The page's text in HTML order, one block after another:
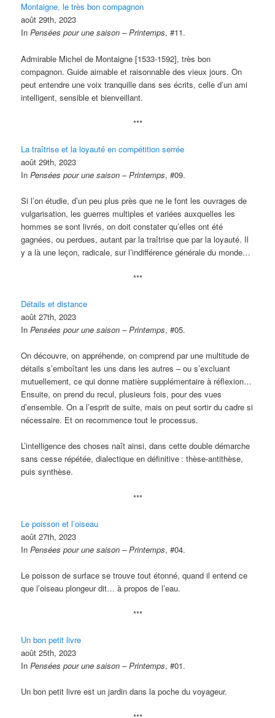
Montaigne, le très bon compagnon
août 29th, 2023
InPensées pour une saison – Printemps, #11.
Admirable Michel de Montaigne [1533-1592], très bon
compagnon. Guide aimable et raisonnable des vieux jours. On
peut entendre une voix tranquille dans ses écrits, celle d’un ami
intelligent, sensible et bienveillant.
***
La traîtrise et la loyauté en compétition serrée
août 29th, 2023
InPensées pour une saison – Printemps, #09.
Si l’on étudie, d’un peu plus près que ne le font les ouvrages de
vulgarisation, les guerres multiples et variées auxquelles les
hommes se sont livrés, on doit constater qu’elles ont été
gagnées, ou perdues, autant par la traîtrise que par la loyauté. Il
y a là une leçon, radicale, sur l’indifférence générale du monde…
***
Détails et distance
août 27th, 2023
InPensées pour une saison – Printemps, #05.
On découvre, on appréhende, on comprend par une multitude de
détails s’emboîtant les uns dans les autres – ou s’excluant
mutuellement, ce qui donne matière supplémentaire à réflexion…
Ensuite, on prend du recul, plusieurs fois, pour des vues
d’ensemble. On a l’esprit de suite, mais on peut sortir du cadre si
nécessaire. Et on recommence tout le processus.
L’intelligence des choses naît ainsi, dans cette double démarche
sans cesse répétée, dialectique en définitive : thèse-antithèse,
puis synthèse.
***
Le poisson et l’oiseau
août 27th, 2023
InPensées pour une saison – Printemps, #04.
Le poisson de surface se trouve tout étonné, quand il entend ce
que l’oiseau plongeur dit… à propos de l’eau.
***
Un bon petit livre
août 25th, 2023
InPensées pour une saison – Printemps, #01.
Un bon petit livre est un jardin dans la poche du voyageur.